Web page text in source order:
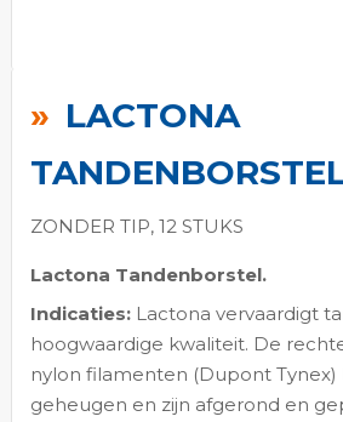
LACTONA
ZONDER TIP, 12 STUKS
Lactona Tandenborstel.
Indicaties:Lactona vervaardigt
hoogwaardige kwaliteit. De
nylon filamenten (Dupont
geheugen en zijn afgerond en
het
begin
van
de
gallerij